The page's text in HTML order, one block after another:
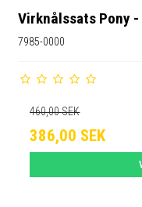
Virknålssats Pony
7985-0000
460,00 SEK
386,00 SEK